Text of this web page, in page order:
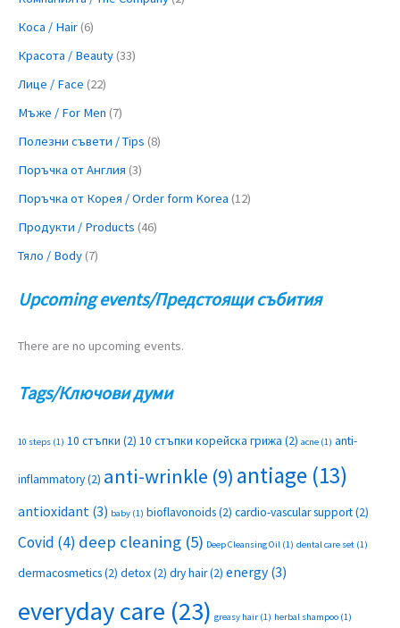
Коса / Hair (6)
Красота / Beauty (33)
Лице / Face (22)
Мъже / For Men (7)
Полезни съвети / Tips (8)
Поръчка от Англия (3)
Поръчка от Корея / Order form Korea (12)
Продукти / Products (46)
Тяло / Body (7)
Upcoming events/Предстоящи събития
There are no upcoming events.
Tags/Ключови думи
10 steps (1) 10 стъпки (2) 10 стъпки корейска грижа (2) acne (1) anti-
inflammatory(2) anti-wrinkle (9) antiage (13)
antioxidant (3) baby (1) bioflavonoids(2) cardio-vascular support(2)
Covid (4) deep cleaning (5) Deep Cleansing Oil (1) dental care set (1)
dermacosmetics(2) detox(2) dry hair(2) energy (3)
everyday care (23) greasy hair (1) herbal shampoo (1)